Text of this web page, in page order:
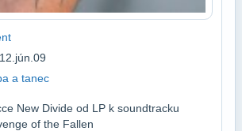
a tanec
New Divide od LP k soundtracku
of the Fallen